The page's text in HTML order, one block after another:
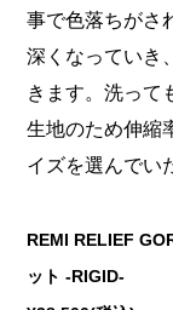
事で色落ちがさ
深くなっていき
きます。洗って
生地のため伸縮
イズを選んでい
REMI RELIEF
ット -RIGID-